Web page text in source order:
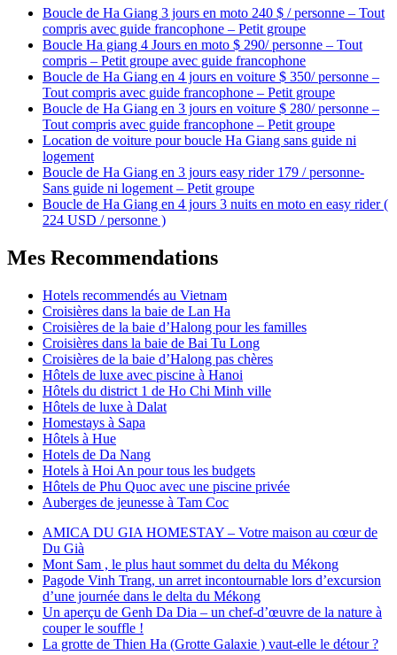
Boucle de Ha Giang 3 jours en moto 240 $ / personne – Tout
compris avec guide francophone – Petit groupe
Boucle Ha giang 4 Jours en moto $ 290/ personne – Tout
compris – Petit groupe avec guide francophone
Boucle de Ha Giang en 4 jours en voiture $ 350/ personne –
Tout compris avec guide francophone – Petit groupe
Boucle de Ha Giang en 3 jours en voiture $ 280/ personne –
Tout compris avec guide francophone – Petit groupe
Location de voiture pour boucle Ha Giang sans guide ni
logement
Boucle de Ha Giang en 3 jours easy rider 179 / personne-
Sans guide ni logement – Petit groupe
Boucle de Ha Giang en 4 jours 3 nuits en moto en easy rider (
224 USD / personne )
Mes Recommendations
Hotels recommendés au Vietnam
Croisières dans la baie de Lan Ha
Croisières de la baie d’Halong pour les familles
Croisières dans la baie de Bai Tu Long
Croisières de la baie d’Halong pas chères
Hôtels de luxe avec piscine à Hanoi
Hôtels du district 1 de Ho Chi Minh ville
Hôtels de luxe à Dalat
Homestays à Sapa
Hôtels à Hue
Hotels de Da Nang
Hotels à Hoi An pour tous les budgets
Hôtels de Phu Quoc avec une piscine privée
Auberges de jeunesse à Tam Coc
AMICA DU GIA HOMESTAY – Votre maison au cœur de
Du Già
Mont Sam , le plus haut sommet du delta du Mékong
Pagode Vinh Trang, un arret incontournable lors d’excursion
d’une journée dans le delta du Mékong
Un aperçu de Genh Da Dia – un chef-d’œuvre de la nature à
couper le souffle !
La grotte de Thien Ha (Grotte Galaxie ) vaut-elle le détour ?